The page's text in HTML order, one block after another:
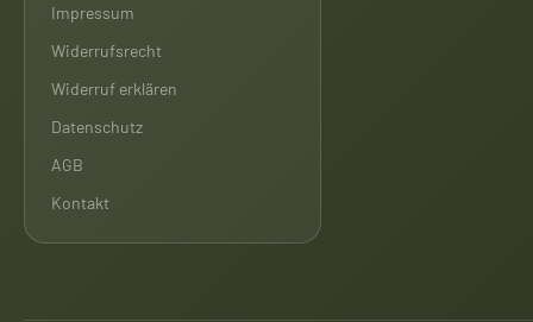
Impressum
Widerrufsrecht
Widerruf erklären
Datenschutz
AGB
Kontakt